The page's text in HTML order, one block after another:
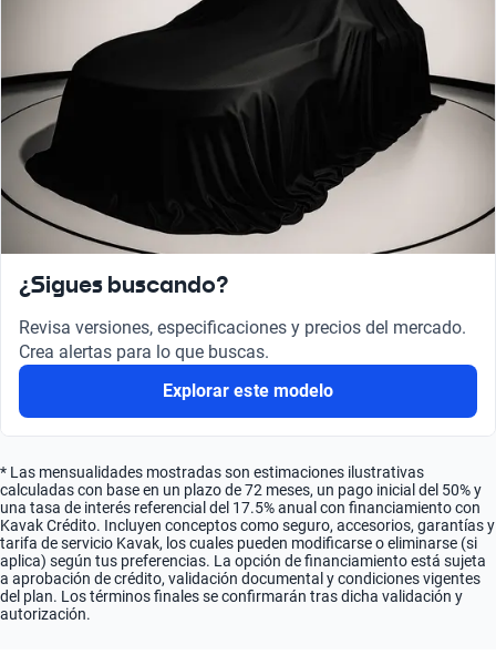
¿Sigues buscando?
Revisa versiones, especificaciones y precios del mercado.
Crea alertas para lo que buscas.
Explorar este modelo
* Las mensualidades mostradas son estimaciones ilustrativas
calculadas con base en un plazo de 72 meses, un pago inicial del 50% y
una tasa de interés referencial del 17.5% anual con financiamiento con
Kavak Crédito. Incluyen conceptos como seguro, accesorios, garantías y
tarifa de servicio Kavak, los cuales pueden modificarse o eliminarse (si
aplica) según tus preferencias. La opción de financiamiento está sujeta
a aprobación de crédito, validación documental y condiciones vigentes
del plan. Los términos finales se confirmarán tras dicha validación y
autorización.